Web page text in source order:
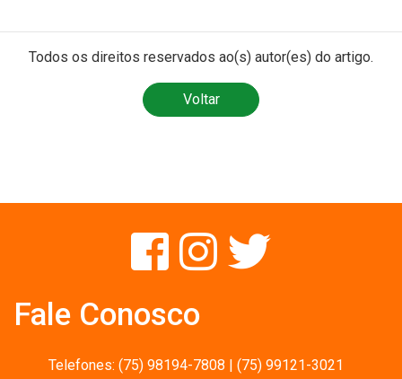
Todos os direitos reservados ao(s) autor(es) do artigo.
Voltar
Fale Conosco
Telefones: (75) 98194-7808 | (75) 99121-3021